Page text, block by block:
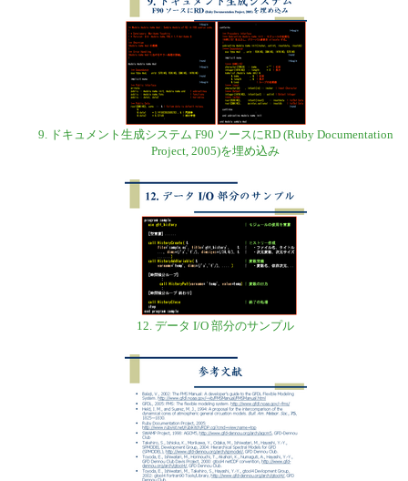
9. ドキュメント生成システム F90 ソースにRD (Ruby Documentation
Project, 2005)を埋め込み
12. データ I/O 部分のサンプル